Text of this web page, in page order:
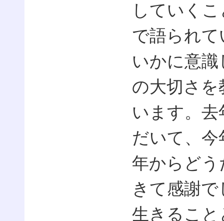
していく
で語られ
いかに意
の大切さ
います。
だいて、
年からど
きて感謝
生きるこ